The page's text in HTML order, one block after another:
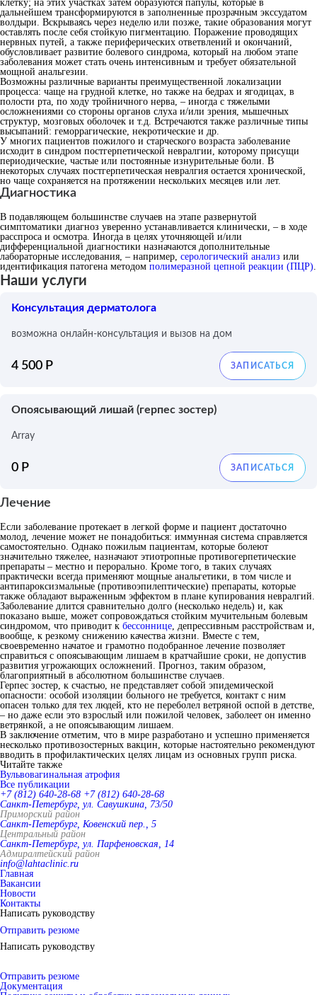
клетку; на этих участках затем образуются папулы, которые в
дальнейшем трансформируются в заполненные прозрачным экссудатом
волдыри. Вскрываясь через неделю или позже, такие образования могут
оставлять после себя стойкую пигментацию. Поражение проводящих
нервных путей, а также периферических ответвлений и окончаний,
обусловливает развитие болевого синдрома, который на любом этапе
заболевания может стать очень интенсивным и требует обязательной
мощной анальгезии.
Возможны различные варианты преимущественной локализации
процесса: чаще на грудной клетке, но также на бедрах и ягодицах, в
полости рта, по ходу тройничного нерва, – иногда с тяжелыми
осложнениями со стороны органов слуха и/или зрения, мышечных
структур, мозговых оболочек и т.д. Встречаются также различные типы
высыпаний: геморрагические, некротические и др.
У многих пациентов пожилого и старческого возраста заболевание
исходит в синдром постгерпетической невралгии, которому присущи
периодические, частые или постоянные изнурительные боли. В
некоторых случаях постгерпетическая невралгия остается хронической,
но чаще сохраняется на протяжении нескольких месяцев или лет.
Диагностика
В подавляющем большинстве случаев на этапе развернутой
симптоматики диагноз уверенно устанавливается клинически, – в ходе
расспроса и осмотра. Иногда в целях уточняющей и/или
дифференциальной диагностики назначаются дополнительные
лабораторные исследования, – например, серологический анализ или
идентификация патогена методом полимеразной цепной реакции (ПЦР).
Наши услуги
Консультация дерматолога
возможна онлайн-консультация и вызов на дом
4 500 Р
Опоясывающий лишай (герпес зостер)
Array
0 Р
Лечение
Если заболевание протекает в легкой форме и пациент достаточно
молод, лечение может не понадобиться: иммунная система справляется
самостоятельно. Однако пожилым пациентам, которые болеют
значительно тяжелее, назначают этиотропные противогерпетические
препараты – местно и перорально. Кроме того, в таких случаях
практически всегда применяют мощные анальгетики, в том числе и
антипароксизмальные (противоэпилептические) препараты, которые
также обладают выраженным эффектом в плане купирования невралгий.
Заболевание длится сравнительно долго (несколько недель) и, как
показано выше, может сопровождаться стойким мучительным болевым
синдромом, что приводит к бессоннице, депрессивным расстройствам и,
вообще, к резкому снижению качества жизни. Вместе с тем,
своевременно начатое и грамотно подобранное лечение позволяет
справиться с опоясывающим лишаем в кратчайшие сроки, не допустив
развития угрожающих осложнений. Прогноз, таким образом,
благоприятный в абсолютном большинстве случаев.
Герпес зостер, к счастью, не представляет собой эпидемической
опасности: особой изоляции больного не требуется, контакт с ним
опасен только для тех людей, кто не переболел ветряной оспой в детстве,
– но даже если это взрослый или пожилой человек, заболеет он именно
ветрянкой, а не опоясывающим лишаем.
В заключение отметим, что в мире разработано и успешно применяется
несколько противозостерных вакцин, которые настоятельно рекомендуют
вводить в профилактических целях лицам из основных групп риска.
Читайте также
Вульвовагинальная атрофия
Все публикации
+7 (812) 640-28-68 +7 (812) 640-28-68
Санкт-Петербург, ул. Савушкина, 73/50
Приморский район
Санкт-Петербург, Ковенский пер., 5
Центральный район
Санкт-Петербург, ул. Парфеновская, 14
Адмиралтейский район
info@lahtaclinic.ru
Главная
Вакансии
Новости
Контакты
Написать руководству
Отправить резюме
Написать руководству
Отправить резюме
Документация